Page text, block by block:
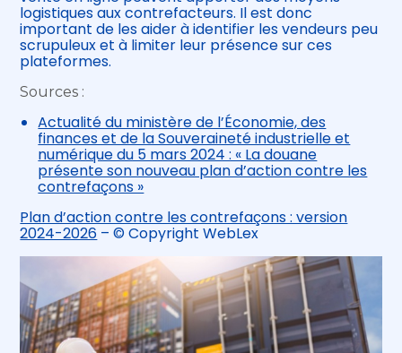
logistiques aux contrefacteurs. Il est donc
important de les aider à identifier les vendeurs peu
scrupuleux et à limiter leur présence sur ces
plateformes.
Sources :
Actualité du ministère de l’Économie, des
finances et de la Souveraineté industrielle et
numérique du 5 mars 2024 : « La douane
présente son nouveau plan d’action contre les
contrefaçons »
Plan d’action contre les contrefaçons : version
2024-2026 – © Copyright WebLex